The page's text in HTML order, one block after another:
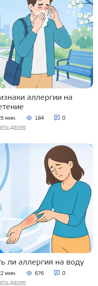
аллергии на
мин. 184 0
далее
ли аллергия на воду
мин. 676 0
далее